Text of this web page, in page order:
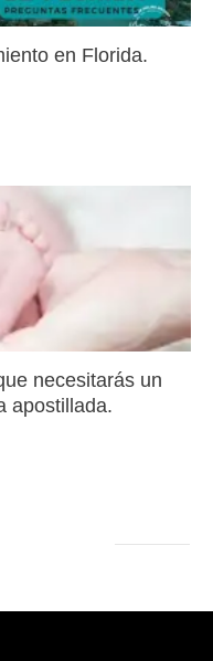
en Florida.
necesitarás un
apostillada.